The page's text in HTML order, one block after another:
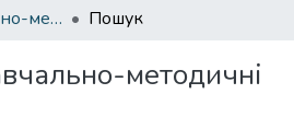
Навчальні, навчально-методичні видання
Пошук
методичні